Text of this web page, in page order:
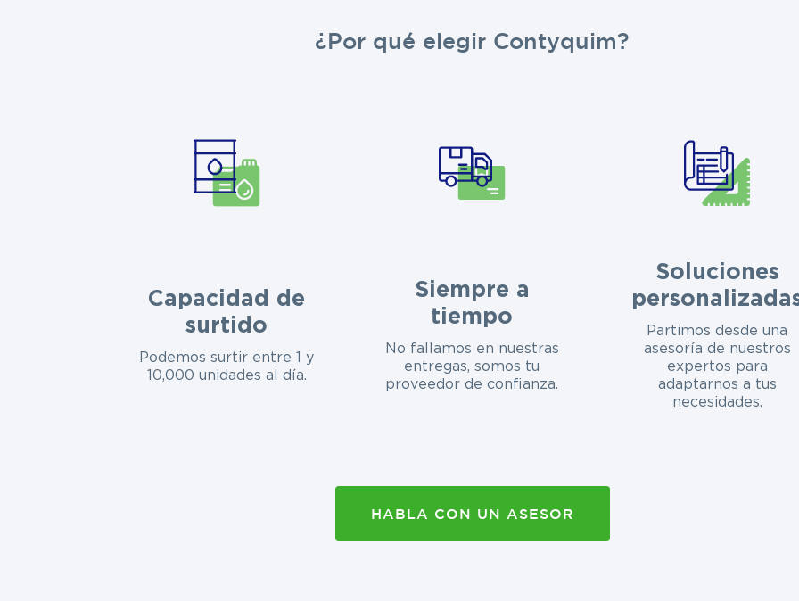
¿Por qué elegir Contyquim?
Capacidad de
surtido
Podemos surtir entre 1 y
10,000 unidades al día.
Siempre a
tiempo
No fallamos en nuestras
entregas, somos tu
proveedor de confianza.
Soluciones
Partimos desde una
asesoría de nuestros
expertos para
adaptarnos a tus
necesidades.
HABLA CON UN ASESOR